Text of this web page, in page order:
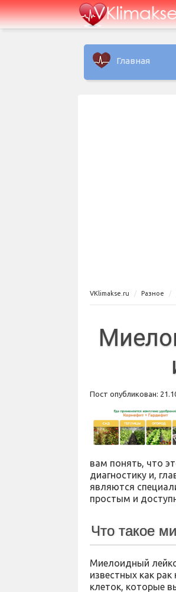
Главная
VKlimakse.ru Разное
Пост опубликован:
вам понять, что
диагностику и,
являются
простым и
Что такое
Миелоидный
известных как
клеток, которые